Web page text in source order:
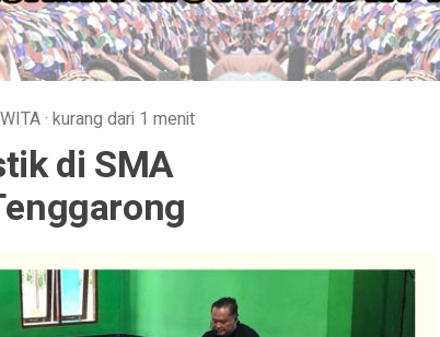
WITA· kurang dari 1 menit
di SMA